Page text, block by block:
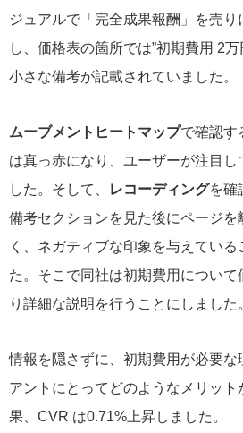
ジュアルで「完全成果報酬」を売
し、価格表の箇所では”初期費用 2
小さな備考が記載されていました。
ムーブメントヒートマップで確認す
は真っ赤になり、ユーザーが注目し
した。そして、
レコーディングを確
備考セクションを見た後にページを
く、 ネガティブな印象 を与えている
た。そこで同社は初期費用について
り詳細な説明を行うことにしました
情報を隠さずに、初期費用が必要な
アントにとってどのようなメリッ
果、CVR は0.71% 上昇しました。